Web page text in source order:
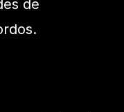
de